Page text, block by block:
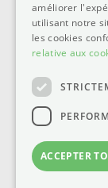
MENTIONS
©2025 -
améliorer
utilisant notre
les cookies
relative aux
ACCEPTER